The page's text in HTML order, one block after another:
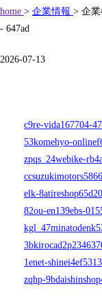
home > 企業情報 > 企
- 647ad
2026-07-13
c9re-vida167704-
53komehyo-
zpqs_24webike-
elk-
82ou-en139ebs-
1enet-
zqhp-